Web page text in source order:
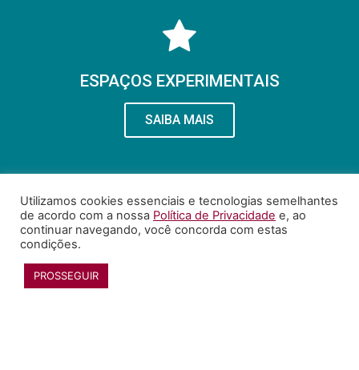
ESPAÇOS EXPERIMENTAIS
SAIBA MAIS
Utilizamos cookies essenciais e tecnologias semelhantes
de acordo com a nossa Política de Privacidade e, ao
continuar navegando, você concorda com estas
condições.
PROSSEGUIR